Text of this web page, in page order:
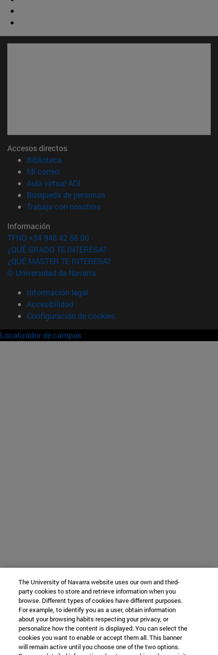
Accesos directos
Biblioteca
Mi correo(abre en nueva ventana)
Aula virtual ADI
Búsqueda de personas(abre en nueva ventana)
Trabaja con nosotros(abre en nueva ventana)
Información
TFNO +34 948 42 56 00
¿QUÉ GRADO TE INTERESA?
¿QUÉ MÁSTER TE INTERESA?
© Universidad de Navarra
Información legal
Accesibilidad
Configuración de cookies
Localizador de campus
The University of Navarra website uses our own and third-
party cookies to store and retrieve information when you
browse. Different types of cookies have different purposes.
For example, to identify you as a user, obtain information
about your browsing habits respecting your privacy, or
personalize how the content is displayed. You can select the
cookies you want to enable or accept them all. This banner
will remain active until you choose one of the two options.